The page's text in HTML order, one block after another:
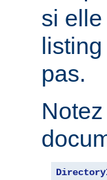
si
pas.